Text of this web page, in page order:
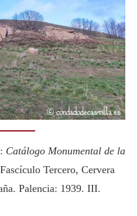
Catálogo Monumental de la
Tercero, Cervera
Palencia: 1939. III.